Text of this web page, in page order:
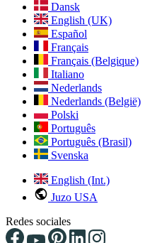
Dansk
English (UK)
Español
Français
Français (Belgique)
Italiano
Nederlands
Nederlands (België)
Polski
Português
Português (Brasil)
Svenska
English (Int.)
Juzo USA
Redes sociales